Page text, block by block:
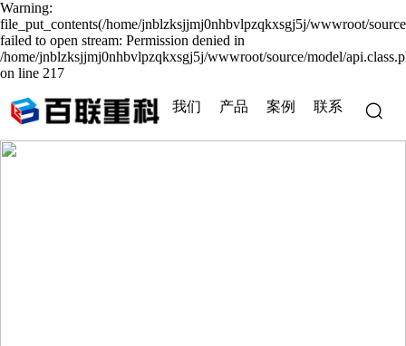
Warning:
file_put_contents(/home/jnblzksjjmj0nhbvlpzqkxsgj5j/wwwroot/
failed to open stream: Permission denied in
/home/jnblzksjjmj0nhbvlpzqkxsgj5j/wwwroot/source/model/
on line 217
我们 产品 案例 联系